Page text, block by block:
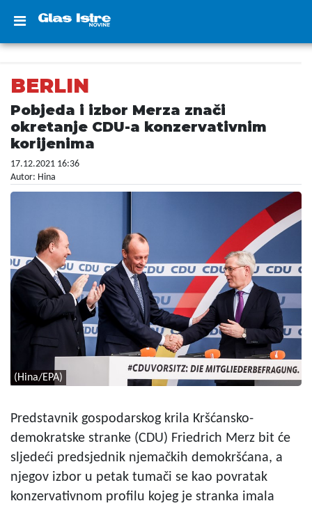
BERLIN
Pobjeda i izbor Merza znači
okretanje CDU-a konzervativnim
korijenima
17.12.2021 16:36
Autor: Hina
(Hina/EPA)
Predstavnik gospodarskog krila Kršćansko-
demokratske stranke (CDU) Friedrich Merz bit će
sljedeći predsjednik njemačkih demokršćana, a
njegov izbor u petak tumači se kao povratak
konzervativnom profilu kojeg je stranka imala